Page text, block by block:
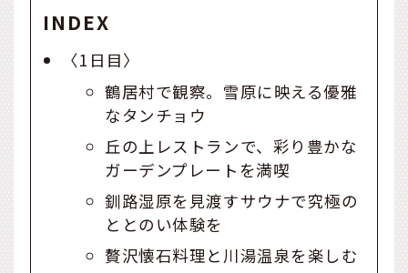
INDEX
〈1日目〉
鶴居村で観察。雪原に映える優雅
なタンチョウ
丘の上レストランで、彩り豊かな
ガーデンプレートを満喫
釧路湿原を見渡すサウナで究極の
ととのい体験を
贅沢懐石料理と川湯温泉を楽しむ